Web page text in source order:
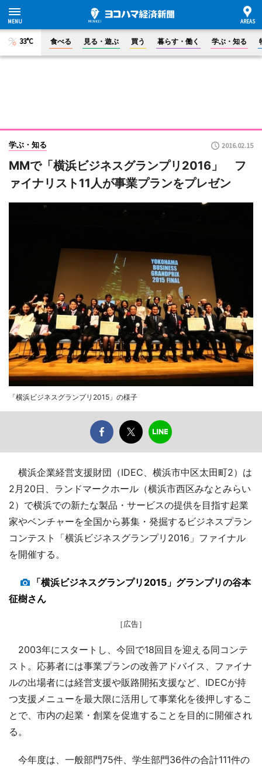
33°C 食べる 見る・遊ぶ 買う 暮らす・働く 学ぶ・知る
学ぶ・知る 2016.02.15
MMで「横浜ビジネスグランプリ2016」 フ
ァイナリスト11人が事業プランをプレゼン
「横浜ビジネスグランプリ2015」の様子
横浜企業経営支援財団（IDEC、横浜市中区太田町2）は
2月20日、ランドマークホール（横浜市西区みなとみらい
2）で横浜での新たな製品・サービスの提供を目指す起業
家やベンチャーを全国から募集・発掘するビジネスプラン
コンテスト「横浜ビジネスグランプリ2016」ファイナル
を開催する。
「横浜ビジネスグランプリ2015」グランプリの谷本
征樹さん
［広告］
2003年にスタートし、今回で18回目を迎える同コンテ
スト。応募者には事業プランの改善アドバイス、ファイナ
ルの出場者には経営支援や販路開拓支援など、IDECが持
つ支援メニューを最大限に活用して事業化を後押しするこ
とで、市内の起業・創業を促進することを目的に開催され
る。
今年度は、一般部門75件、学生部門36件の合計111件の